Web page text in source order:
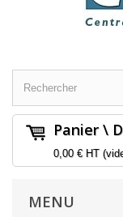
Panier \
0,00 €HT
MENU